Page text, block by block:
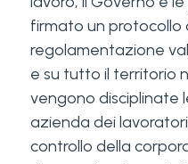
firmato un protocollo
regolamentazione
e su tutto il territorio
vengono disciplinate
azienda dei
controllo della